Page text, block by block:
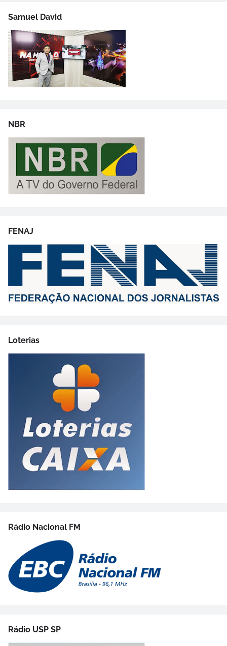
Samuel David
NBR
FENAJ
Loterias
Rádio Nacional FM
Rádio USP SP